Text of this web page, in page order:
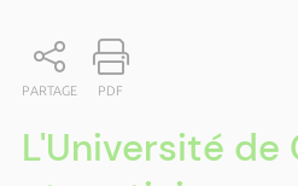
PARTAGE PDF
L'Université